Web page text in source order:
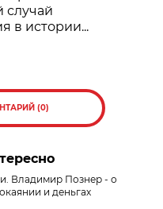
случай
в истории...
(0)
Владимир Познер - о
и деньгах